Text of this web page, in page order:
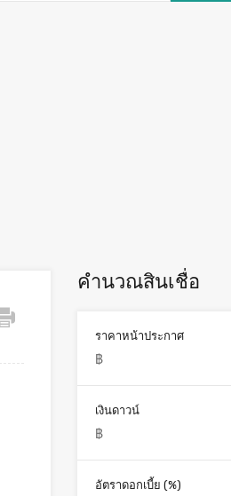
คำนวณสินเชื่อ
ราคาหน้าประกาศ
เงินดาวน์
อัตราดอกเบี้ย (%)